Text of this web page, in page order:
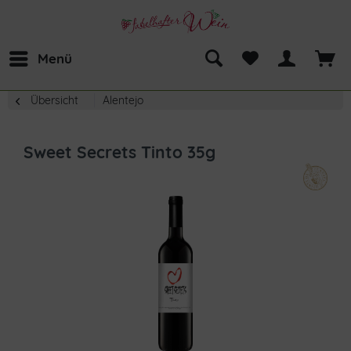
Menü
Übersicht Alentejo
Sweet Secrets Tinto 35g